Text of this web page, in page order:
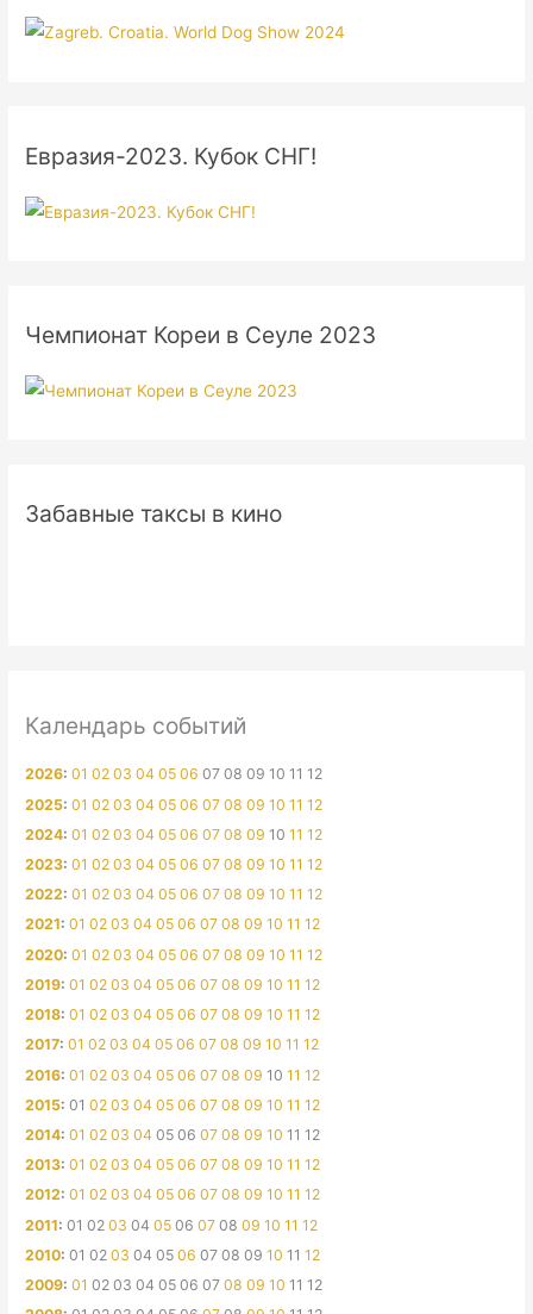
Евразия-2023. Кубок СНГ!
Чемпионат Кореи в Сеуле 2023
Забавные таксы в кино
Календарь событий
2026:01 02 03 04 05 06 07 08 09 10 11 12
2025:01 02 03 04 05 06 07 08 09 10 11 12
2024:01 02 03 04 05 06 07 08 09 10 11 12
2023:01 02 03 04 05 06 07 08 09 10 11 12
2022:01 02 03 04 05 06 07 08 09 10 11 12
2021:01 02 03 04 05 06 07 08 09 10 11 12
2020:01 02 03 04 05 06 07 08 09 10 11 12
2019:01 02 03 04 05 06 07 08 09 10 11 12
2018:01 02 03 04 05 06 07 08 09 10 11 12
2017:01 02 03 04 05 06 07 08 09 10 11 12
2016:01 02 03 04 05 06 07 08 09 10 11 12
2015:01 02 03 04 05 06 07 08 09 10 11 12
2014:01 02 03 04 05 06 07 08 09 10 11 12
2013:01 02 03 04 05 06 07 08 09 10 11 12
2012:01 02 03 04 05 06 07 08 09 10 11 12
2011:01 02 03 04 05 06 07 08 09 10 11 12
2010:01 02 03 04 05 06 07 08 09 10 11 12
2009:01 02 03 04 05 06 07 08 09 10 11 12